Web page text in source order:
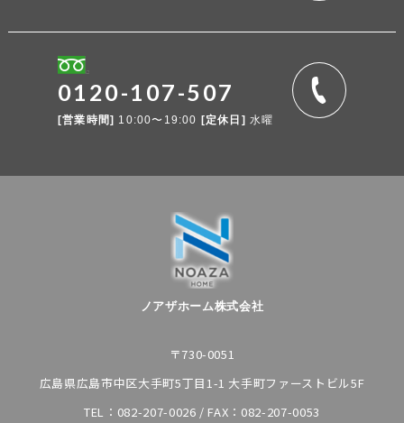
0120-107-507
[営業時間] 10:00〜19:00 [定休日] 水曜
ノアザホーム株式会社
〒730-0051
広島県広島市中区大手町5丁目1-1 大手町ファーストビル5F
TEL： 082-207-0026 / FAX：082-207-0053